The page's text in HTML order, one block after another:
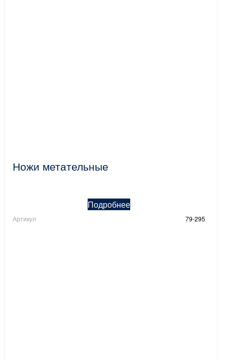
Ножи метательные
Подробнее
Артикул 79-295